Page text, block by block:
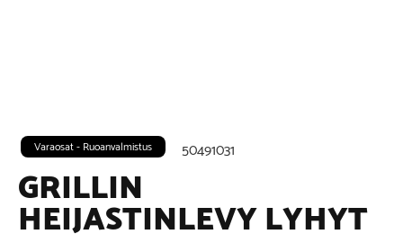
50491031
Varaosat - Ruoanvalmistus
GRILLIN
HEIJASTINLEVY LYHYT